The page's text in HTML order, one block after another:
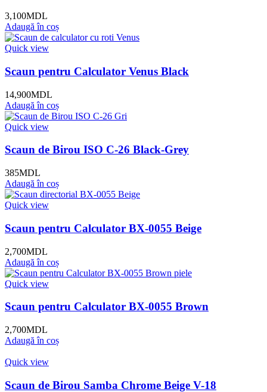
3,100MDL
Adaugă în coș
Quick view
Scaun pentru Calculator Venus Black
14,900MDL
Adaugă în coș
Quick view
Scaun de Birou ISO C-26 Black-Grey
385MDL
Adaugă în coș
Quick view
Scaun pentru Calculator BX-0055 Beige
2,700MDL
Adaugă în coș
Quick view
Scaun pentru Calculator BX-0055 Brown
2,700MDL
Adaugă în coș
Quick view
Scaun de Birou Samba Chrome Beige V-18